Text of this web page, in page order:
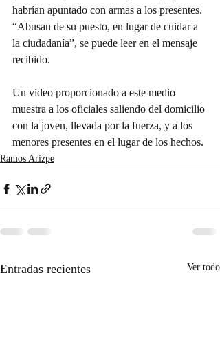
habrían apuntado con armas a los presentes.
“Abusan de su puesto, en lugar de cuidar a
la ciudadanía”, se puede leer en el mensaje
recibido.
Un video proporcionado a este medio
muestra a los oficiales saliendo del domicilio
con la joven, llevada por la fuerza, y a los
menores presentes en el lugar de los hechos.
Ramos Arizpe
Entradas recientes Ver todo